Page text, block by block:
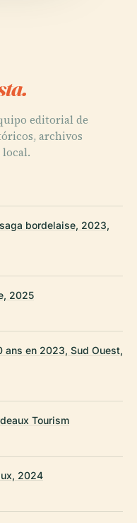
editorial de
archivos
bordelaise, 2023,
2025
ans en 2023, Sud Ouest,
Tourism
2024